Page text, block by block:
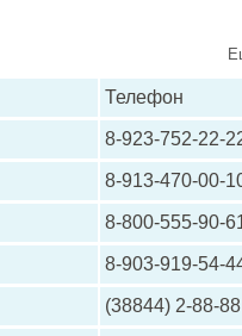
Телефон
8-923-752-22-
8-913-470-00-
8-800-555-90-
8-903-919-54-
(38844) 2-88-88